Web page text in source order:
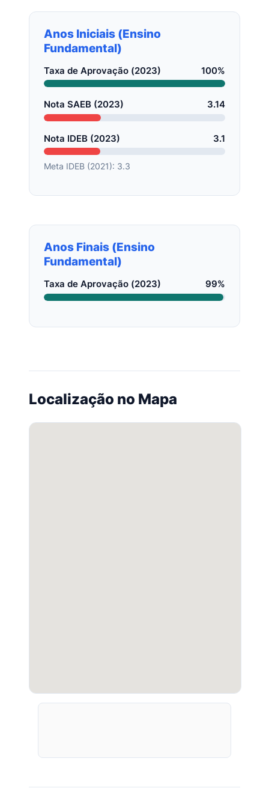
Anos Iniciais (Ensino
Fundamental)
Taxa de Aprovação (2023) 100%
Nota SAEB (2023) 3.14
Nota IDEB (2023) 3.1
Meta IDEB (2021): 3.3
Anos Finais (Ensino
Fundamental)
Taxa de Aprovação (2023) 99%
Localização no Mapa